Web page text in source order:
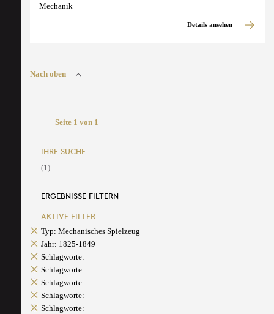
Mechanik
Details ansehen
Nach oben
Seite 1 von 1
IHRE SUCHE
(1)
ERGEBNISSE FILTERN
AKTIVE FILTER
Typ: Mechanisches Spielzeug
Jahr: 1825-1849
Schlagworte:
Schlagworte:
Schlagworte:
Schlagworte:
Schlagworte: